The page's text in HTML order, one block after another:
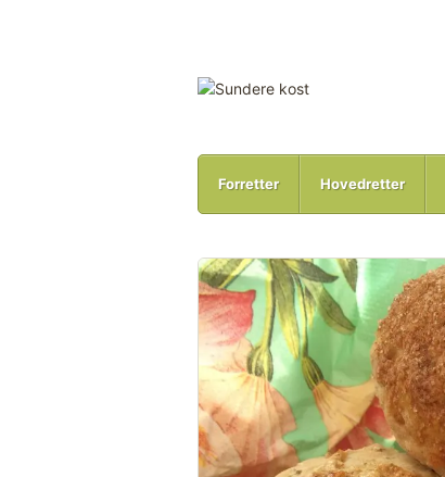
Forretter Hovedretter